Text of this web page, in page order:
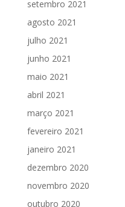
setembro 2021
agosto 2021
julho 2021
junho 2021
maio 2021
abril 2021
março 2021
fevereiro 2021
janeiro 2021
dezembro 2020
novembro 2020
outubro 2020